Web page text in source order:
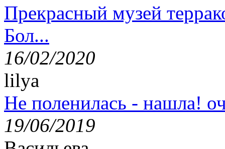
Прекрасный музей
Бол...
16/02/2020
lilya
Не поленилась - нашла!
19/06/2019